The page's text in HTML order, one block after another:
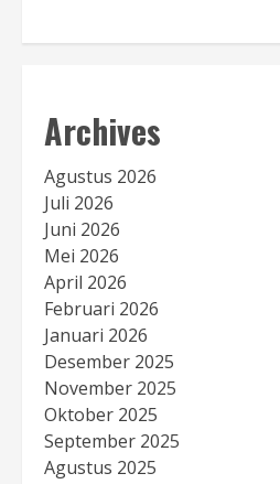
Archives
Agustus 2026
Juli 2026
Juni 2026
Mei 2026
April 2026
Februari 2026
Januari 2026
Desember 2025
November 2025
Oktober 2025
September 2025
Agustus 2025